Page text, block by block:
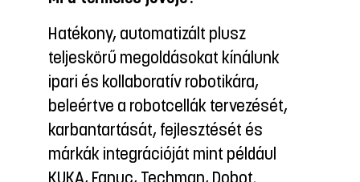
kínálunk
tervezését,
és
például
acél precíz
szériákban. Ezenkívül
hajlítást, eloxálást és
alapanyagbeszerzést is